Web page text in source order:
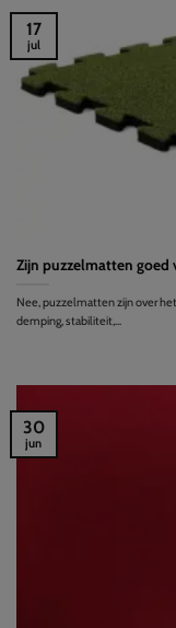
Zijn puzzelmatten goed
Nee, puzzelmatten zijn over
demping, stabiliteit,...
17
jul
30
jun